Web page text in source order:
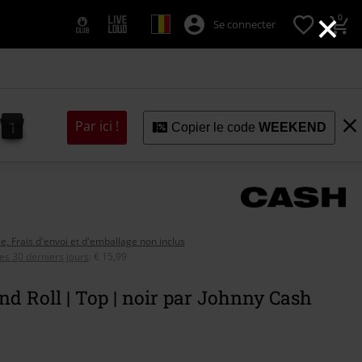
×
Se connecter 0
9
0
9
1
0 Par ici ! Copier le codeWEEKEND
Frais d'envoi et d'emballage non inclus
30 derniers jours
€ 15,99
Roll | Top | noir par Johnny Cash